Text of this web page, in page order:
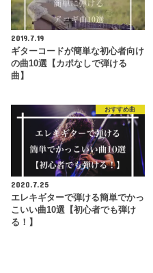
2019.7.19
ギターコードが簡単な初心者向け
の曲10選【カポなしで弾ける
曲】
おすすめ曲
2020.7.25
エレキギターで弾ける簡単でかっ
こいい曲10選【初心者でも弾け
る！】